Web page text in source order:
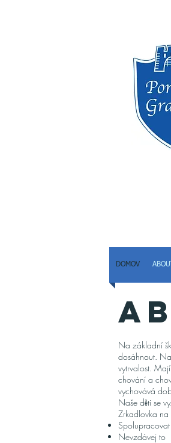
DOMOV
Na základní
dosáhnout.
vytrvalost.
chování a
vychovává
Naše děti se
Zrkadlovka
Spolupracovat
Nevzdávej to